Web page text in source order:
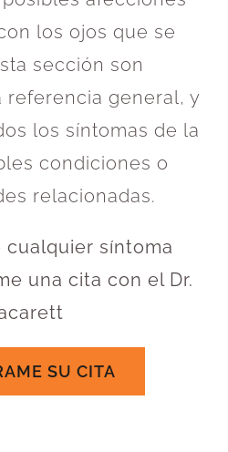
los ojos que se
sección son
referencia general, y
los síntomas de la
condiciones o
relacionadas.
cualquier síntoma
una cita con el Dr.
SU CITA